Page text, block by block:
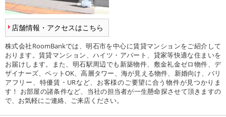
店舗情報・アクセスはこちら
株式会社RoomBankでは、明石市を中心に賃貸マンションをご紹介して
おります。賃貸マンション、ハイツ・アパート、貸家等快適な住まいを
お届けします。また、明石駅周辺でも新築物件、敷金礼金ゼロ物件、デ
ザイナーズ、ペットOK、高層タワー、海が見える物件、新婚向け、バリ
アフリー、特優賃・URなど、お客様のご要望に合う物件が見つかりま
す！ お部屋の諸条件など、当社の担当者が一生懸命探させて頂きますの
で、お気軽にご連絡、ご来店ください。